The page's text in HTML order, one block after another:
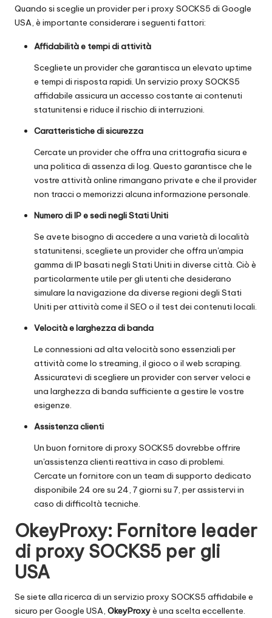
Quando si sceglie un provider per i proxy SOCKS5 di Google
USA, è importante considerare i seguenti fattori:
Affidabilità e tempi di attività
Scegliete un provider che garantisca un elevato uptime
e tempi di risposta rapidi. Un servizio proxy SOCKS5
affidabile assicura un accesso costante ai contenuti
statunitensi e riduce il rischio di interruzioni.
Caratteristiche di sicurezza
Cercate un provider che offra una crittografia sicura e
una politica di assenza di log. Questo garantisce che le
vostre attività online rimangano private e che il provider
non tracci o memorizzi alcuna informazione personale.
Numero di IP e sedi negli Stati Uniti
Se avete bisogno di accedere a una varietà di località
statunitensi, scegliete un provider che offra un'ampia
gamma di IP basati negli Stati Uniti in diverse città. Ciò è
particolarmente utile per gli utenti che desiderano
simulare la navigazione da diverse regioni degli Stati
Uniti per attività come il SEO o il test dei contenuti locali.
Velocità e larghezza di banda
Le connessioni ad alta velocità sono essenziali per
attività come lo streaming, il gioco o il web scraping.
Assicuratevi di scegliere un provider con server veloci e
una larghezza di banda sufficiente a gestire le vostre
esigenze.
Assistenza clienti
Un buon fornitore di proxy SOCKS5 dovrebbe offrire
un'assistenza clienti reattiva in caso di problemi.
Cercate un fornitore con un team di supporto dedicato
disponibile 24 ore su 24, 7 giorni su 7, per assistervi in
caso di difficoltà tecniche.
OkeyProxy: Fornitore leader
di proxy SOCKS5 per gli
USA
Se siete alla ricerca di un servizio proxy SOCKS5 affidabile e
sicuro per Google USA, OkeyProxyè una scelta eccellente.